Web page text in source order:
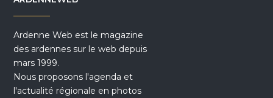
Ardenne Web est le magazine
des ardennes sur le web depuis
mars 1999.
Nous proposons l'agenda et
l'actualité régionale en photos